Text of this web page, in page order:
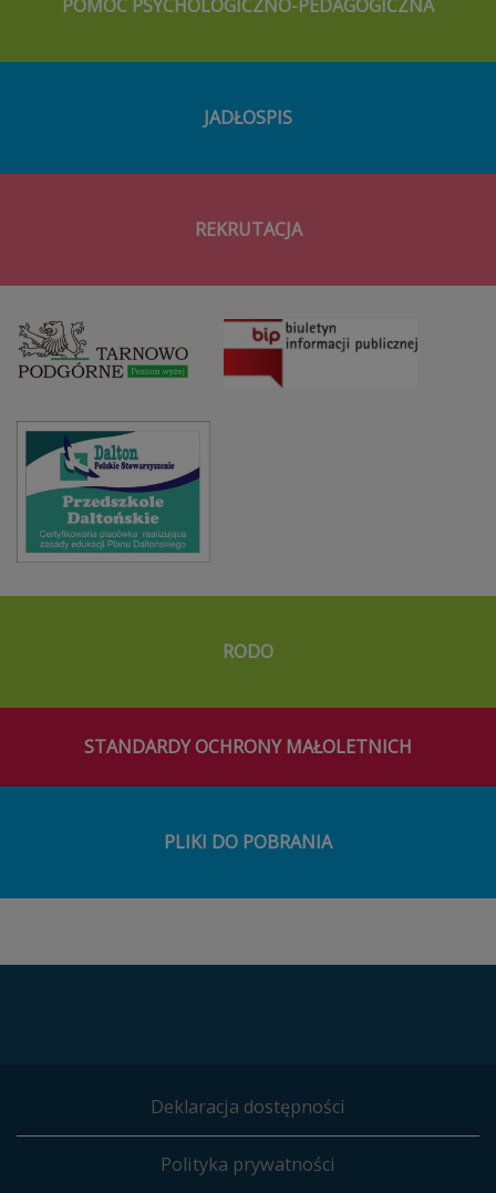
POMOC PSYCHOLOGICZNO-PEDAGOGICZNA
JADŁOSPIS
REKRUTACJA
RODO
STANDARDY OCHRONY MAŁOLETNICH
PLIKI DO POBRANIA
Deklaracja dostępności
Polityka prywatności